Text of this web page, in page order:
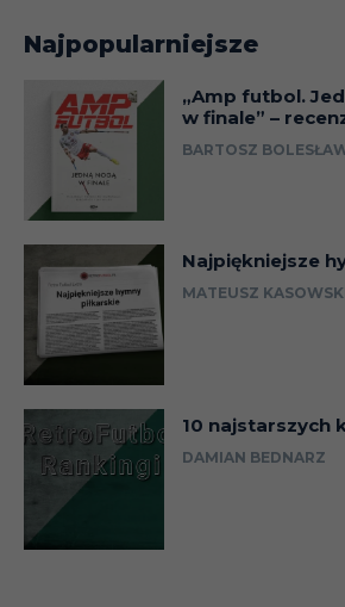
Najpopularniejsze
„Amp futbol.
w finale” –
BARTOSZ
Najpiękniejsze
MATEUSZ
10 najstarszych
DAMIAN BEDNARZ